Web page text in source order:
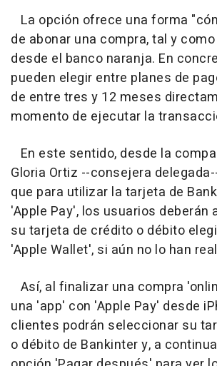
La opción ofrece una forma
de abonar una compra, tal y
desde el banco naranja. En
pueden elegir entre planes de
de entre tres y 12 meses
momento de ejecutar la
En este sentido, desde la
Gloria Ortiz --consejera
que para utilizar la tarjeta de
'Apple Pay', los usuarios deberán
su tarjeta de crédito o débito
'Apple Wallet', si aún no lo han
Así, al finalizar una compra
una 'app' con 'Apple Pay' desde
clientes podrán seleccionar su
o débito de Bankinter y, a